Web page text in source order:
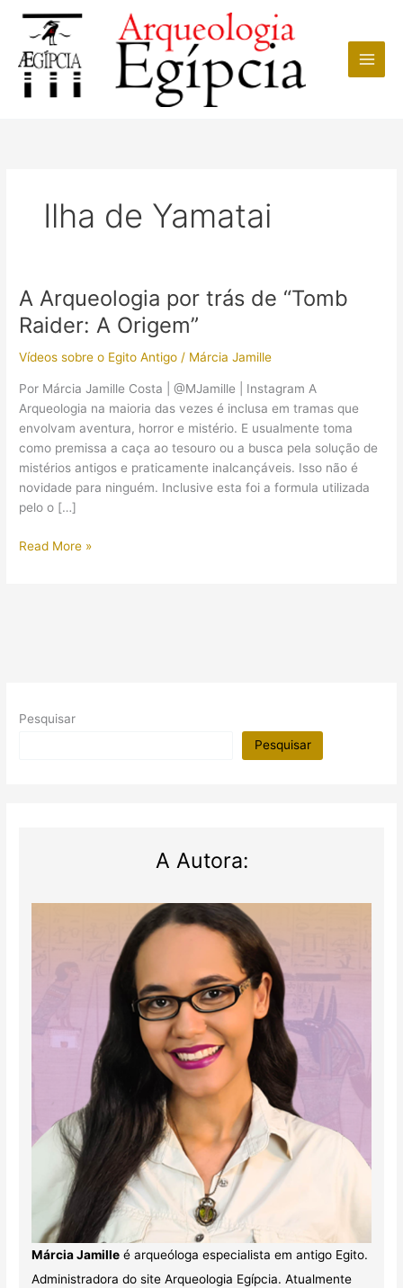
conteúdo
Ilha de Yamatai
A Arqueologia por trás de “Tomb
Raider: A Origem”
Vídeos sobre o Egito Antigo / Márcia Jamille
Por Márcia Jamille Costa | @MJamille | Instagram A
Arqueologia na maioria das vezes é inclusa em tramas que
envolvam aventura, horror e mistério. E usualmente toma
como premissa a caça ao tesouro ou a busca pela solução de
mistérios antigos e praticamente inalcançáveis. Isso não é
novidade para ninguém. Inclusive esta foi a formula utilizada
pelo o […]
A
Read More »
Pesquisar
Pesquisar
A Autora:
Márcia Jamilleé arqueóloga especialista em antigo Egito.
Administradora do site Arqueologia Egípcia. Atualmente